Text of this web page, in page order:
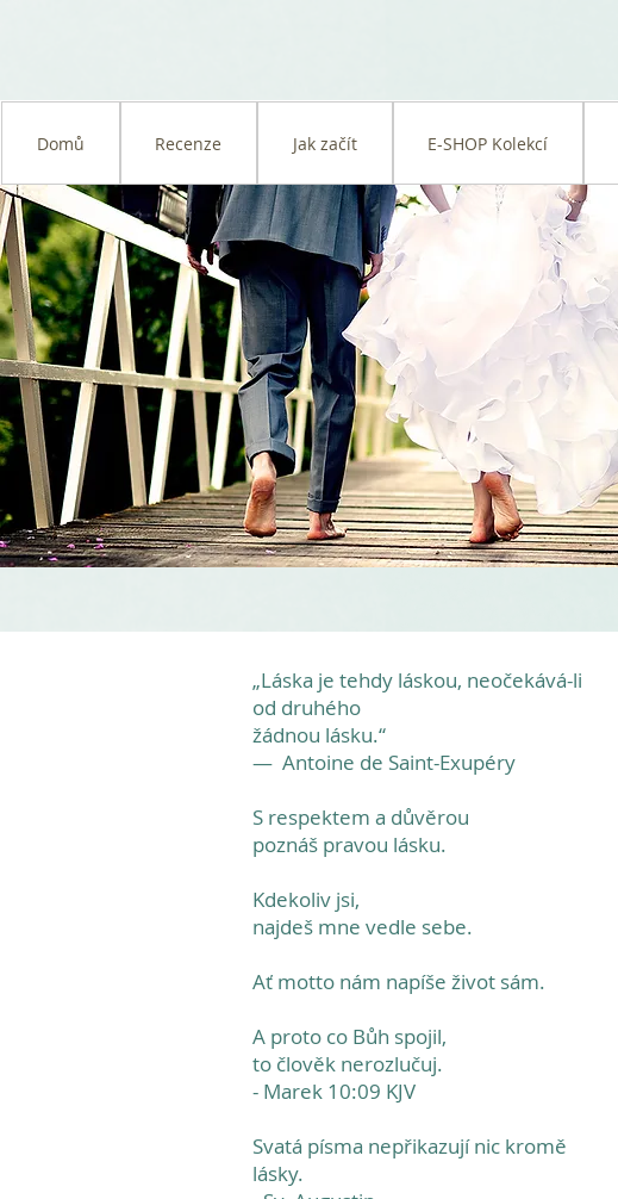
Domů Recenze Jak začít E-SHOP Kolekcí
„Láska je tehdy láskou, neočekává-li
od druhého
žádnou lásku.“
— Antoine de Saint-Exupéry
S respektem a důvěrou
poznáš pravou lásku.
Kdekoliv jsi,
najdeš mne vedle sebe.
Ať motto nám napíše život sám.
A proto co Bůh spojil,
to člověk nerozlučuj.
- Marek 10:09 KJV
Svatá písma nepřikazují nic kromě
lásky.